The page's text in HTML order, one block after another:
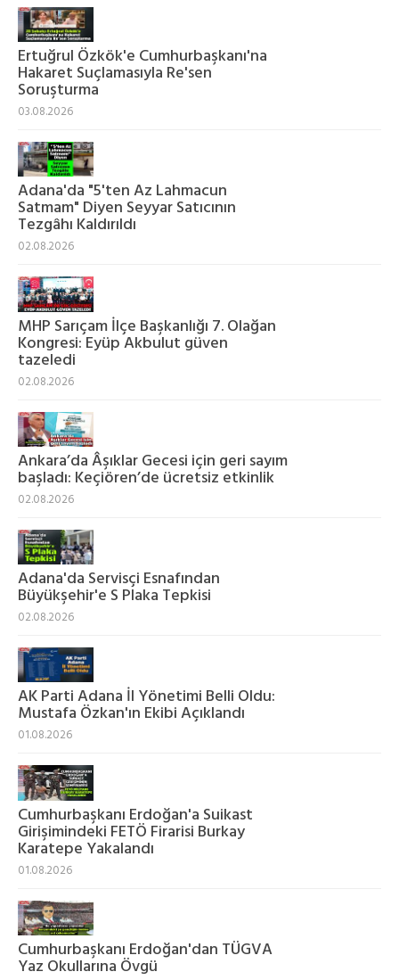
Ertuğrul Özkök'e Cumhurbaşkanı'na
Hakaret Suçlamasıyla Re'sen
Soruşturma
03.08.2026
Adana'da "5'ten Az Lahmacun
Satmam" Diyen Seyyar Satıcının
Tezgâhı Kaldırıldı
02.08.2026
MHP Sarıçam İlçe Başkanlığı 7. Olağan
Kongresi: Eyüp Akbulut güven
tazeledi
02.08.2026
Ankara’da Âşıklar Gecesi için geri sayım
başladı: Keçiören’de ücretsiz etkinlik
02.08.2026
Adana'da Servisçi Esnafından
Büyükşehir'e S Plaka Tepkisi
02.08.2026
AK Parti Adana İl Yönetimi Belli Oldu:
Mustafa Özkan'ın Ekibi Açıklandı
01.08.2026
Cumhurbaşkanı Erdoğan'a Suikast
Girişimindeki FETÖ Firarisi Burkay
Karatepe Yakalandı
01.08.2026
Cumhurbaşkanı Erdoğan'dan TÜGVA
Yaz Okullarına Övgü